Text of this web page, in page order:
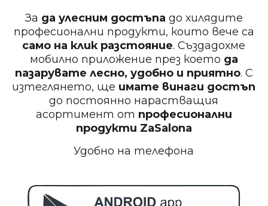
За да улесним достъпа до хилядите
професионални продукти, които вече са
само на клик разстояние. Създадохме
мобилно приложение през което да
пазарувате лесно, удобно и приятно. С
изтеглянето, ще имате винаги достъп
до постоянно нарастващия
асортимент от професионални
продукти ZaSalona
Удобно на телефона